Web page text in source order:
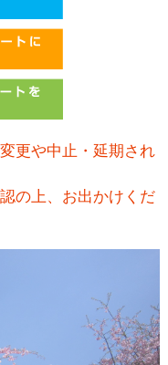
更や中止・延期され
の上、お出かけくだ